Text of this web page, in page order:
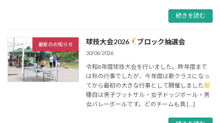
続きを読む
最新のお知らせ 球技大会2026 ブロック抽選会
30/06/2026
令和8年度球技大会を行いました。昨年度まで
は秋の行事でしたが、今年度は新クラスになっ
てから最初の大きな行事として開催しました
種目は男子フットサル・女子ドッジボール・男
女バレーボールです。どのチームも真 […]